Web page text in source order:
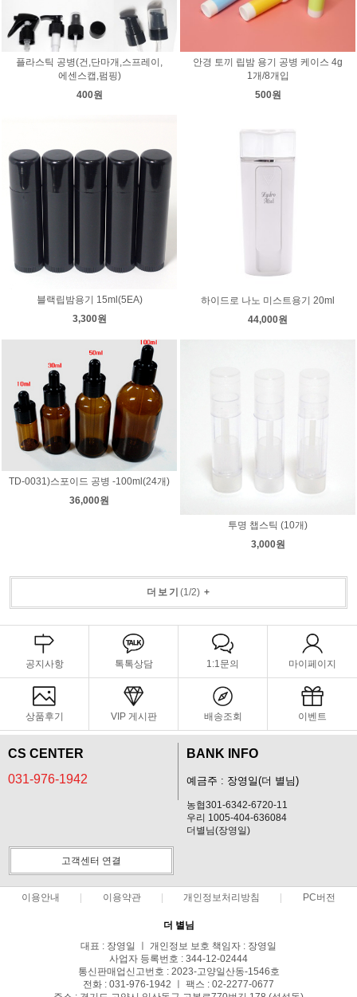
플라스틱 공병(건,단마개,스프레이,
에센스캡,펌핑)
400원
안경 토끼 립밤 용기 공병 케이스 4g
1개/8개입
500원
블랙립밤용기 15ml(5EA)
3,300원
하이드로 나노 미스트용기 20ml
44,000원
TD-0031)스포이드 공병 -100ml(24개)
36,000원
투명 챕스틱 (10개)
3,000원
더보기 (1/2)+
공지사항 톡톡상담 1:1문의 마이페이지
상품후기 VIP 게시판 배송조회 이벤트
CS CENTER
031-976-1942
BANK INFO
예금주 : 장영일(더 별님)
농협301-6342-6720-11
우리 1005-404-636084
더별님(장영일)
고객센터 연결
이용안내 이용약관 개인정보처리방침 PC버전
더 별님
대표 : 장영일 ㅣ 개인정보 보호 책임자 : 장영일
사업자 등록번호 : 344-12-02444
통신판매업신고번호 : 2023-고양일산동-1546호
전화 : 031-976-1942 ㅣ 팩스 : 02-2277-0677